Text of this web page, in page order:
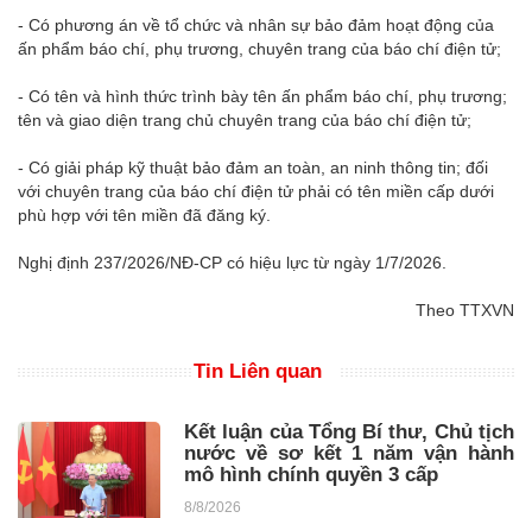
- Có phương án về tổ chức và nhân sự bảo đảm hoạt động của
ấn phẩm báo chí, phụ trương, chuyên trang của báo chí điện tử;
- Có tên và hình thức trình bày tên ấn phẩm báo chí, phụ trương;
tên và giao diện trang chủ chuyên trang của báo chí điện tử;
- Có giải pháp kỹ thuật bảo đảm an toàn, an ninh thông tin; đối
với chuyên trang của báo chí điện tử phải có tên miền cấp dưới
phù hợp với tên miền đã đăng ký.
Nghị định 237/2026/NĐ-CP có hiệu lực từ ngày 1/7/2026.
Theo TTXVN
Tin Liên quan
Kết luận của Tổng Bí thư, Chủ tịch
nước về sơ kết 1 năm vận hành
mô hình chính quyền 3 cấp
8/8/2026